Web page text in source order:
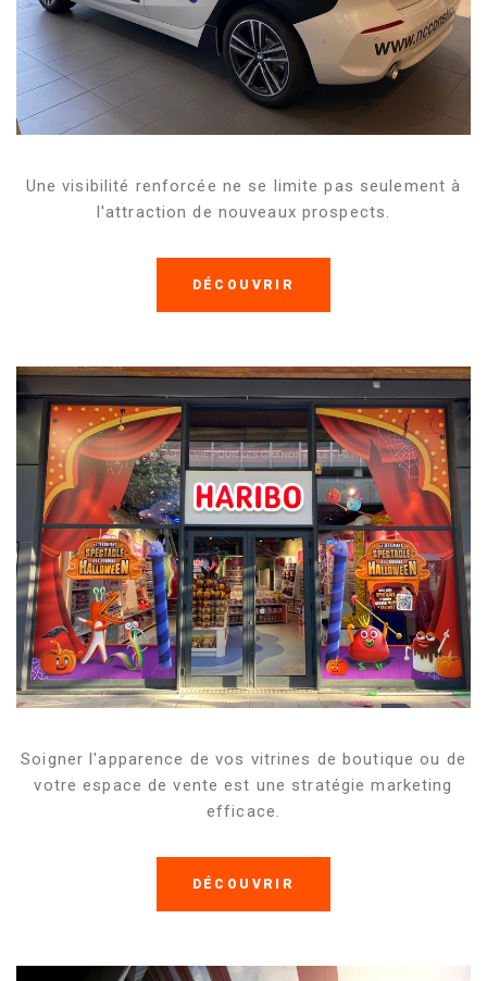
Une visibilité renforcée ne se limite pas seulement à
l'attraction de nouveaux prospects.
DÉCOUVRIR
Soigner l'apparence de vos vitrines de boutique ou de
votre espace de vente est une stratégie marketing
efficace.
DÉCOUVRIR